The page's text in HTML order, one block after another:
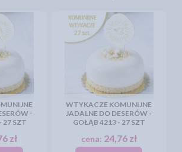
-
27 SZT
zł
WTYKACZE KOMUNIJNE
JADALNE DO DESERÓW -
GOŁĄB 4213 - 27 SZT
cena: 24,76 zł